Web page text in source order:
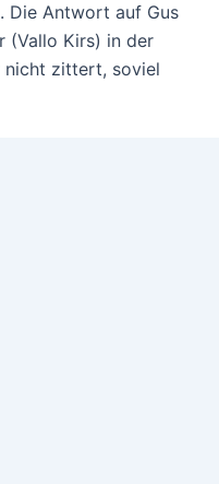
Die Antwort auf Gus
(Vallo Kirs) in der
nicht zittert, soviel